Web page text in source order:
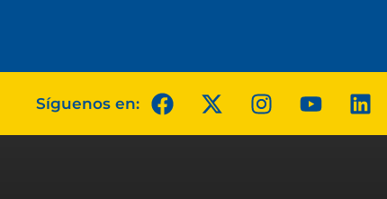
Síguenos en: